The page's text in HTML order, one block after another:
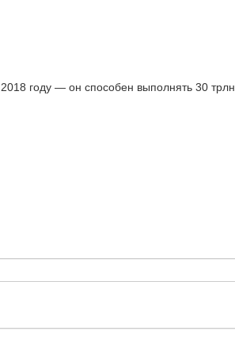
году — он способен выполнять 30 трлн